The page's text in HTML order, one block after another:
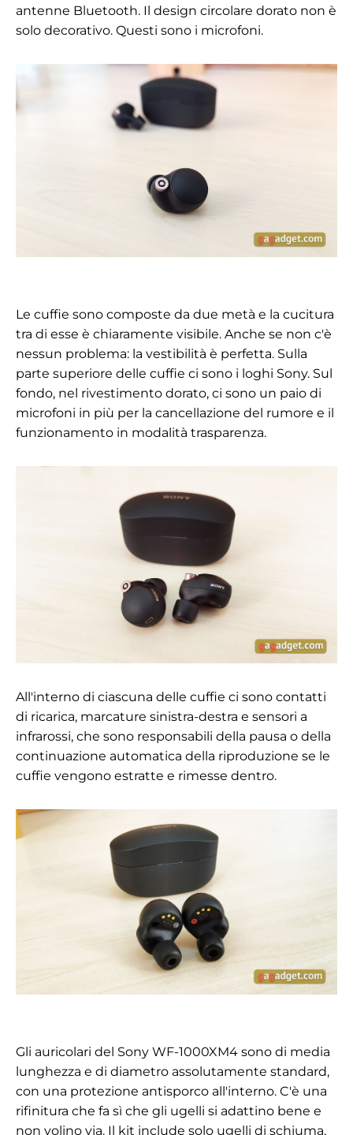
antenne Bluetooth. Il design circolare dorato non è
solo decorativo. Questi sono i microfoni.
Le cuffie sono composte da due metà e la cucitura
tra di esse è chiaramente visibile. Anche se non c'è
nessun problema: la vestibilità è perfetta. Sulla
parte superiore delle cuffie ci sono i loghi Sony. Sul
fondo, nel rivestimento dorato, ci sono un paio di
microfoni in più per la cancellazione del rumore e il
funzionamento in modalità trasparenza.
All'interno di ciascuna delle cuffie ci sono contatti
di ricarica, marcature sinistra-destra e sensori a
infrarossi, che sono responsabili della pausa o della
continuazione automatica della riproduzione se le
cuffie vengono estratte e rimesse dentro.
Gli auricolari del Sony WF-1000XM4 sono di media
lunghezza e di diametro assolutamente standard,
con una protezione antisporco all'interno. C'è una
rifinitura che fa sì che gli ugelli si adattino bene e
non volino via. Il kit include solo ugelli di schiuma,